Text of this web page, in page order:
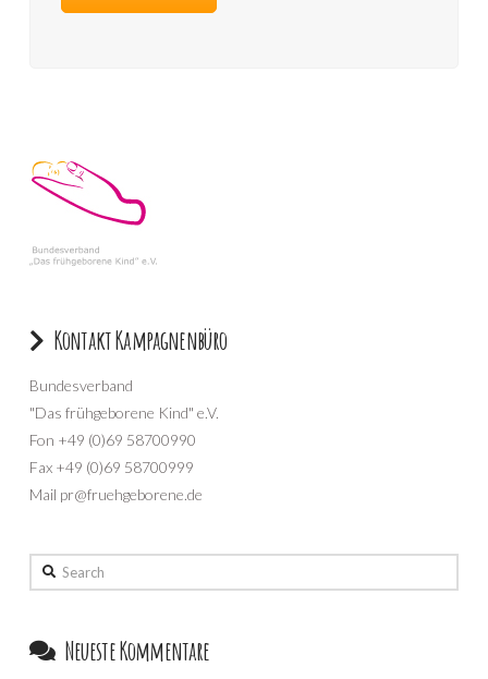
Kontakt Kampagnenbüro
Bundesverband
"Das frühgeborene Kind" e.V.
Fon +49 (0)69 58700990
Fax +49 (0)69 58700999
Mail pr@fruehgeborene.de
Search
Neueste Kommentare